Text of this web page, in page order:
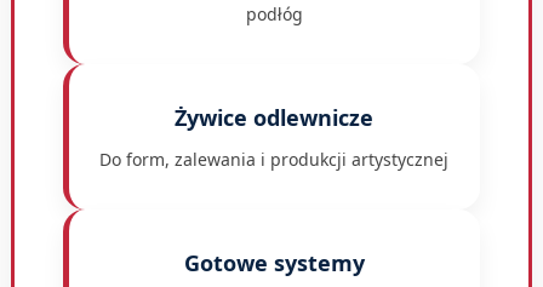
podłóg
Żywice odlewnicze
Do form, zalewania i produkcji artystycznej
Gotowe systemy